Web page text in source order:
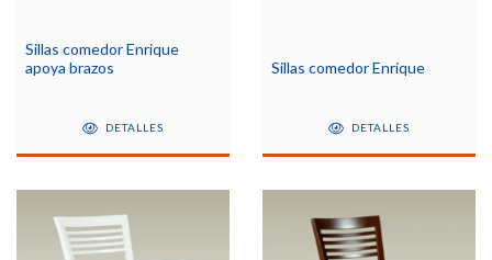
Sillas comedor Enrique
apoya brazos
DETALLES
Sillas comedor Enrique
DETALLES